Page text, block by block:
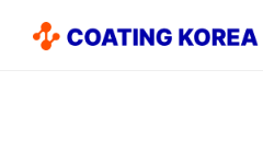
content